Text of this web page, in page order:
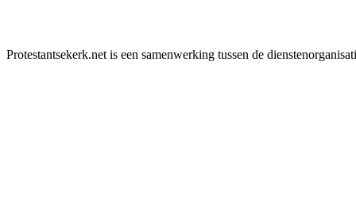
Protestantsekerk.net is een samenwerking tussen de